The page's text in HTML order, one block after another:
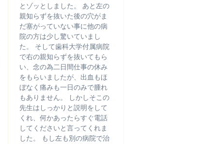
とゾッとしました。 あと左の
親知らずを抜いた後の穴がま
だ塞がっていない事に他の病
院の方は少し驚いていまし
た。 そして歯科大学付属病院
で右の親知らずを抜いてもら
い、念の為二日間仕事の休み
をもらいましたが、出血もほ
ぼなく痛みも一日のみで腫れ
もありません。 しかしそこの
先生はしっかりと説明をして
くれ、何かあったらすぐ電話
してくださいと言ってくれま
した。 もし左も別の病院で治